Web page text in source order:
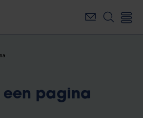
een pagina